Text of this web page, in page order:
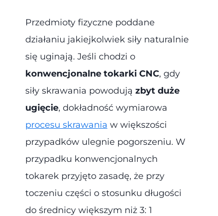
Przedmioty fizyczne poddane
działaniu jakiejkolwiek siły naturalnie
się uginają. Jeśli chodzi o
konwencjonalne tokarki CNC, gdy
siły skrawania powodują zbyt duże
ugięcie, dokładność wymiarowa
procesu skrawania w większości
przypadków ulegnie pogorszeniu. W
przypadku konwencjonalnych
tokarek przyjęto zasadę, że przy
toczeniu części o stosunku długości
do średnicy większym niż 3: 1